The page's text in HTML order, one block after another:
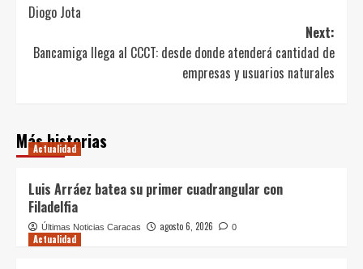
Diogo Jota
Next:
Bancamiga llega al CCCT: desde donde atenderá cantidad de
empresas y usuarios naturales
Más historias
Actualidad
Luis Arráez batea su primer cuadrangular con
Filadelfia
Últimas Noticias Caracas agosto 6, 2026 0
Actualidad